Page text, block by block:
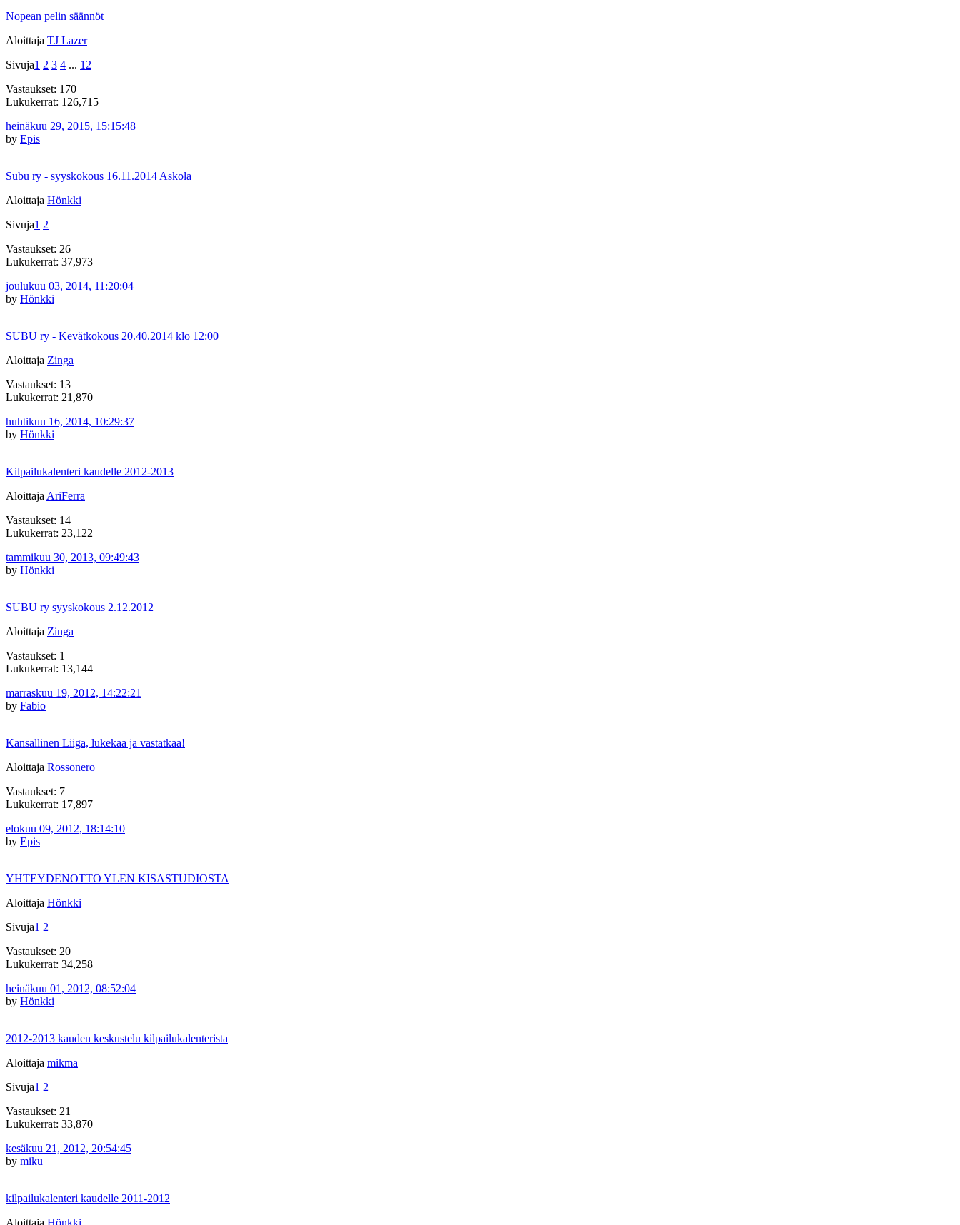
Nopean pelin säännöt
Aloittaja TJ Lazer
Sivuja1 2 3 4 ... 12
Vastaukset: 170
Lukukerrat: 126,715
heinäkuu 29, 2015, 15:15:48
by Epis
Subu ry - syyskokous 16.11.2014 Askola
Aloittaja Hönkki
Sivuja1 2
Vastaukset: 26
Lukukerrat: 37,973
joulukuu 03, 2014, 11:20:04
by Hönkki
SUBU ry - Kevätkokous 20.40.2014 klo 12:00
Aloittaja Zinga
Vastaukset: 13
Lukukerrat: 21,870
huhtikuu 16, 2014, 10:29:37
by Hönkki
Kilpailukalenteri kaudelle 2012-2013
Aloittaja AriFerra
Vastaukset: 14
Lukukerrat: 23,122
tammikuu 30, 2013, 09:49:43
by Hönkki
SUBU ry syyskokous 2.12.2012
Aloittaja Zinga
Vastaukset: 1
Lukukerrat: 13,144
marraskuu 19, 2012, 14:22:21
by Fabio
Kansallinen Liiga, lukekaa ja vastatkaa!
Aloittaja Rossonero
Vastaukset: 7
Lukukerrat: 17,897
elokuu 09, 2012, 18:14:10
by Epis
YHTEYDENOTTO YLEN KISASTUDIOSTA
Aloittaja Hönkki
Sivuja1 2
Vastaukset: 20
Lukukerrat: 34,258
heinäkuu 01, 2012, 08:52:04
by Hönkki
2012-2013 kauden keskustelu kilpailukalenterista
Aloittaja mikma
Sivuja1 2
Vastaukset: 21
Lukukerrat: 33,870
kesäkuu 21, 2012, 20:54:45
by miku
kilpailukalenteri kaudelle 2011-2012
Aloittaja Hönkki